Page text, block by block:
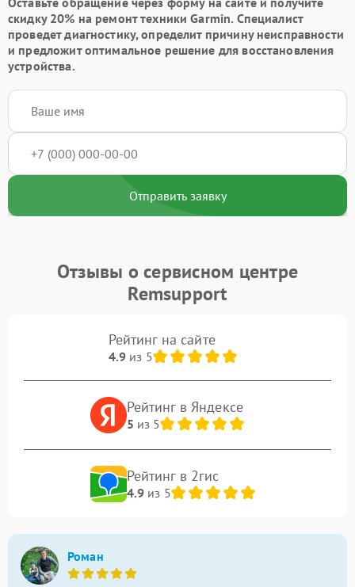
скидку 20% на ремонт техники Garmin. Специалист
проведет диагностику, определит причину неисправности
и предложит оптимальное решение для восстановления
устройства.
Отправить заявку
Отзывы о сервисном центре
Remsupport
Рейтинг на сайте
4.9из 5
Рейтинг в Яндексе
5 из 5
Рейтинг в 2гис
4.9из 5
Роман